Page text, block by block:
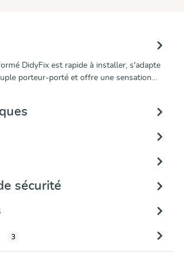
DidyFix est rapide à installer, s'adapte
porteur-porté et offre une sensation…
sécurité
3